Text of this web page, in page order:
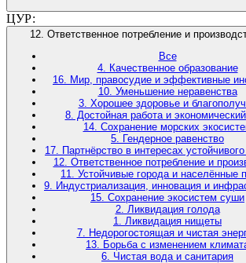
ЦУР:
12. Ответственное потребление и
Все
4. Качественное образование
16. Мир, правосудие и эффективные
10. Уменьшение неравенства
3. Хорошее здоровье и
8. Достойная работа и
14. Сохранение морских
5. Гендерное равенство
17. Партнёрство в интересах
12. Ответственное потребление и
11. Устойчивые города и населённые
9. Индустриализация, инновация и
15. Сохранение экосистем суши
2. Ликвидация голода
1. Ликвидация нищеты
7. Недорогостоящая и чистая
13. Борьба с изменением
6. Чистая вода и санитария